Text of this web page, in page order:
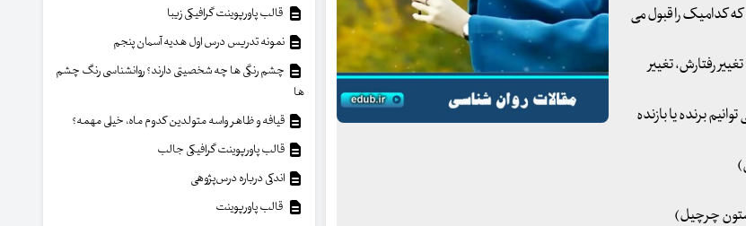
کدامیک را قبول می
رفتارش، تغییر
برنده یا بازنده
چرچیل)
قالب پاورپوینت گرافیکی زیبا
نمونه تدریس درس اول هدیه آسمان پنجم
چشم رنگی ها چه شخصیتی دارند؟ روانشناسی رنگ چشم
ها
قیافه و ظاهر واسه متولدین کدوم ماه، خیلی مهمه؟
قالب پاورپوینت گرافیکی جالب
اندکی درباره درس‌پژوهی
قالب پاورپوینت